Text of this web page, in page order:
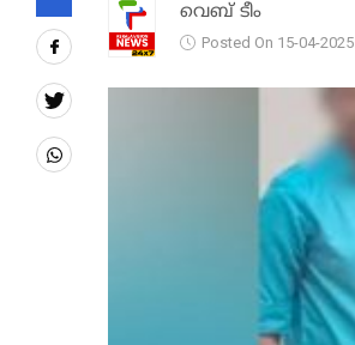
വെബ് ടീം
Posted On 15-04-2025